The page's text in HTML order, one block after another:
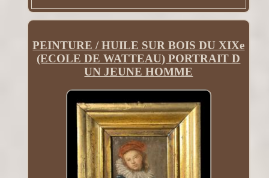
PEINTURE / HUILE SUR BOIS DU XIXe
(ECOLE DE WATTEAU) PORTRAIT D
UN JEUNE HOMME